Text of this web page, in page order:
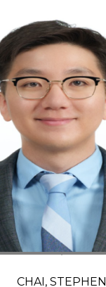
CHAI, STEPHEN